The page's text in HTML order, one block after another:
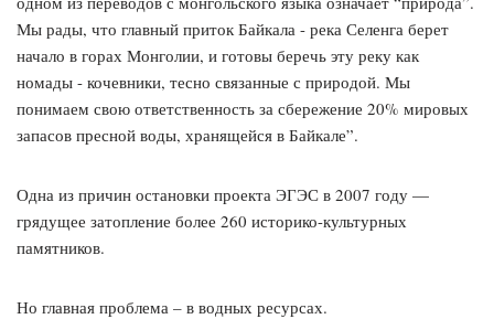
Одна из причин остановки проекта ЭГЭС в 2007 году —
грядущее затопление более 260 историко-культурных
памятников.
Но главная проблема – в водных ресурсах.